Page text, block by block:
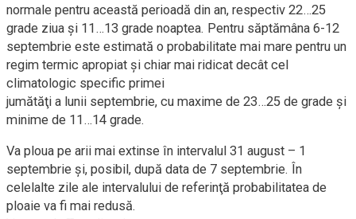
normale pentru această perioadă din an, respectiv 22…25
grade ziua şi 11…13 grade noaptea. Pentru săptămâna 6-12
septembrie este estimată o probabilitate mai mare pentru un
regim termic apropiat şi chiar mai ridicat decât cel
climatologic specific primei
jumătăţi a lunii septembrie, cu maxime de 23…25 de grade şi
minime de 11…14 grade.
Va ploua pe arii mai extinse în intervalul 31 august – 1
septembrie şi, posibil, după data de 7 septembrie. În
celelalte zile ale intervalului de referinţă probabilitatea de
ploaie va fi mai redusă.